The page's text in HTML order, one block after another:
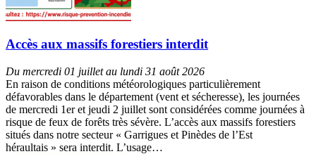
Accès aux massifs forestiers interdit
Du mercredi 01 juillet au lundi 31 août 2026
En raison de conditions météorologiques particulièrement
défavorables dans le département (vent et sécheresse), les journées
de mercredi 1er et jeudi 2 juillet sont considérées comme journées à
risque de feux de forêts très sévère. L’accès aux massifs forestiers
situés dans notre secteur « Garrigues et Pinèdes de l’Est
héraultais » sera interdit. L’usage…